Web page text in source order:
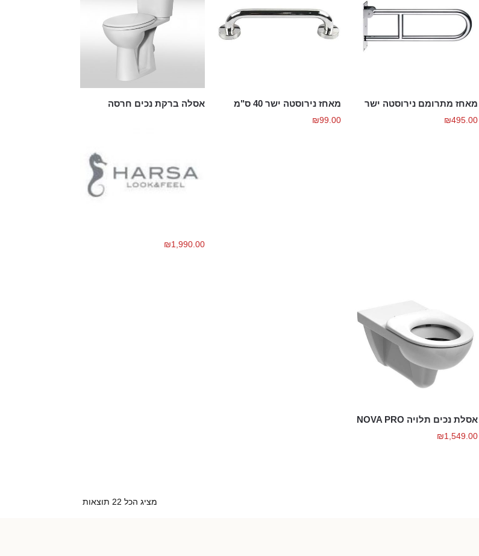
מאחז מתרומם נירוסטה ישר
₪495.00
מאחז נירוסטה ישר 40 ס"מ
₪99.00
אסלה ברקת נכים חרסה
₪1,990.00
אסלת נכים תלויה NOVA PRO
₪1,549.00
מציג הכל 22 תוצאות